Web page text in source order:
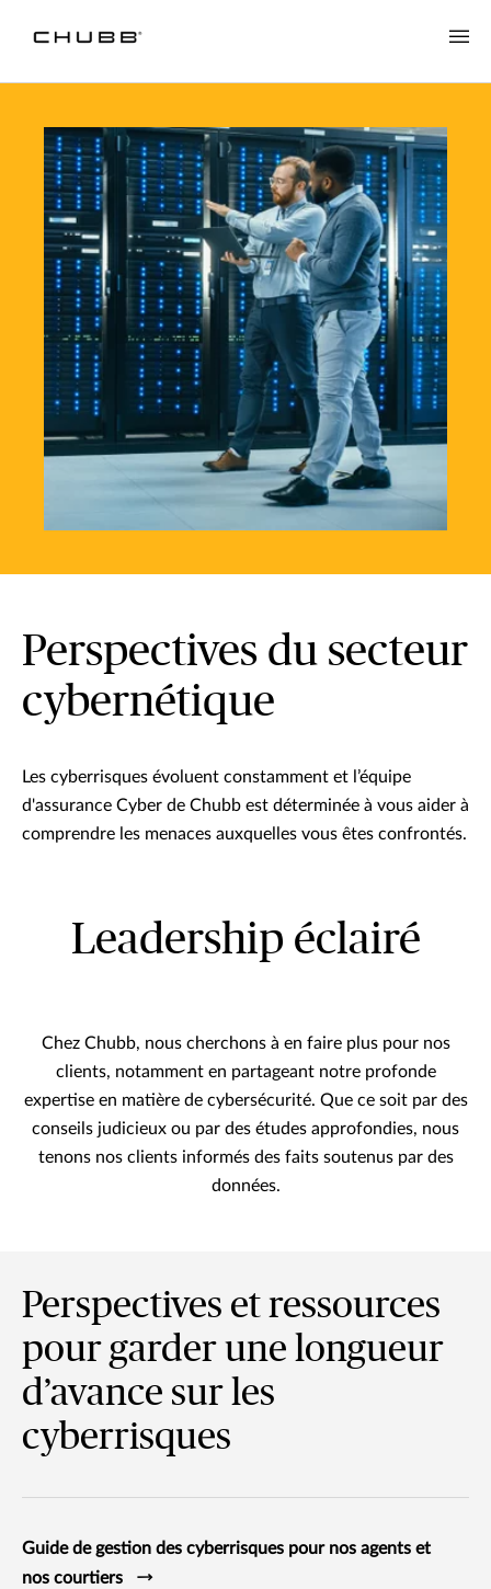
Perspectives du secteur
cybernétique
Les cyberrisques évoluent constamment et l’équipe
d'assurance Cyber de Chubb est déterminée à vous aider à
comprendre les menaces auxquelles vous êtes confrontés.
Leadership éclairé
Chez Chubb, nous cherchons à en faire plus pour nos
clients, notamment en partageant notre profonde
expertise en matière de cybersécurité. Que ce soit par des
conseils judicieux ou par des études approfondies, nous
tenons nos clients informés des faits soutenus par des
données.
Perspectives et ressources
pour garder une longueur
d’avance sur les
cyberrisques
Guide de gestion des cyberrisques pour nos agents et
nos courtiers